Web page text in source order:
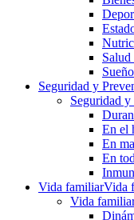
Salud
Sueño
Seguridad y
Seguridad
En el
En
En
Vida familiarVida
Vida